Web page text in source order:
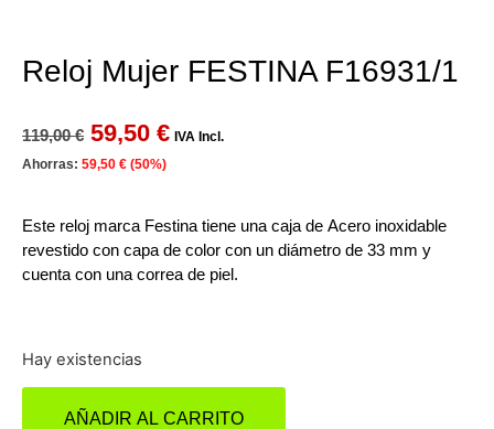
Reloj Mujer FESTINA F16931/1
119,00€ 59,50 € IVA Incl.
Ahorras: 59,50 € (50%)
Este reloj marca Festina tiene una caja de Acero inoxidable
revestido con capa de color con un diámetro de 33 mm y
cuenta con una correa de piel.
Hay existencias
AÑADIR AL CARRITO